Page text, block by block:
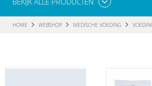
HOME WEBSHOP MEDISCHE VOEDING